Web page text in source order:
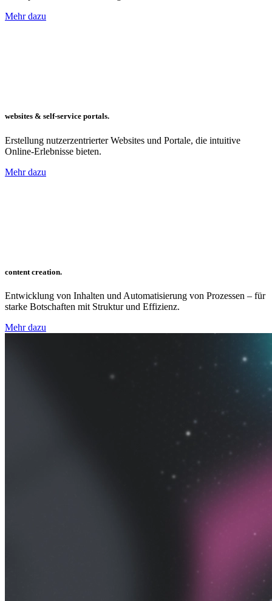
Mehr dazu
websites & self-service portals.
Erstellung nutzerzentrierter Websites und Portale, die intuitive
Online-Erlebnisse bieten.
Mehr dazu
content creation.
Entwicklung von Inhalten und Automatisierung von Prozessen – für
starke Botschaften mit Struktur und Effizienz.
Mehr dazu